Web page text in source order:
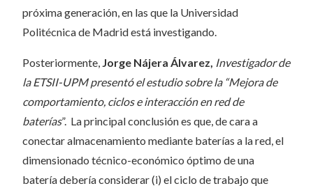
próxima generación, en las que la Universidad
Politécnica de Madrid está investigando.
Posteriormente, Jorge Nájera Álvarez, Investigador de
la ETSII-UPM presentó el estudio sobre la “Mejora de
comportamiento, ciclos e interacción en red de
baterías”. La principal conclusión es que, de cara a
conectar almacenamiento mediante baterías a la red, el
dimensionado técnico-económico óptimo de una
batería debería considerar (i) el ciclo de trabajo que